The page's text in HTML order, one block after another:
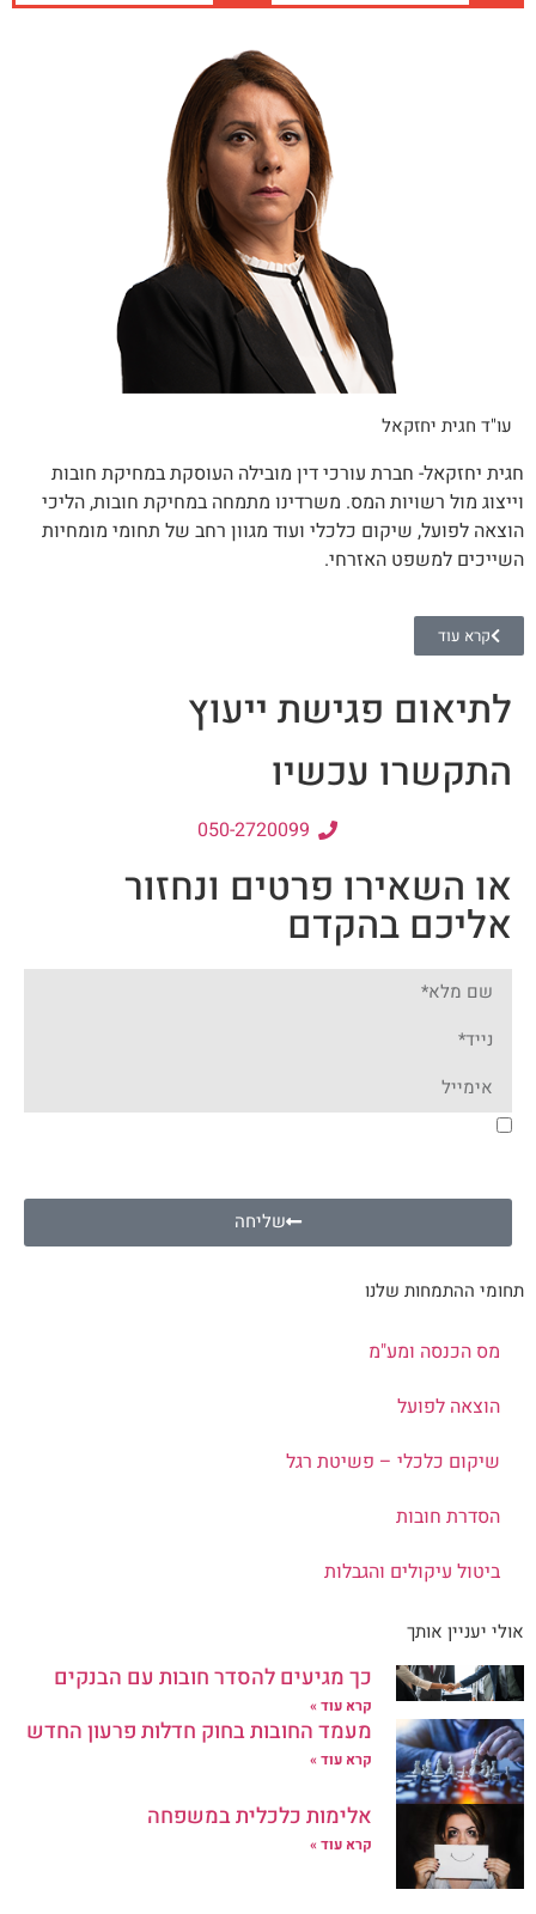
עו"ד חגית יחזקאל
חגית יחזקאל- חברת עורכי דין מובילה העוסקת במחיקת חובות
וייצוג מול רשויות המס. משרדינו מתמחה במחיקת חובות, הליכי
הוצאה לפועל, שיקום כלכלי ועוד מגוון רחב של תחומי מומחיות
השייכים למשפט האזרחי.
קרא עוד
לתיאום פגישת ייעוץ
התקשרו עכשיו
050-2720099
או השאירו פרטים ונחזור
אליכם בהקדם
שליחה
תחומי ההתמחות שלנו
מס הכנסה ומע"מ
הוצאה לפועל
שיקום כלכלי – פשיטת רגל
הסדרת חובות
ביטול עיקולים והגבלות
אולי יעניין אותך
כך מגיעים להסדר חובות עם הבנקים
קרא עוד »
מעמד החובות בחוק חדלות פרעון החדש
קרא עוד »
אלימות כלכלית במשפחה
קרא עוד »